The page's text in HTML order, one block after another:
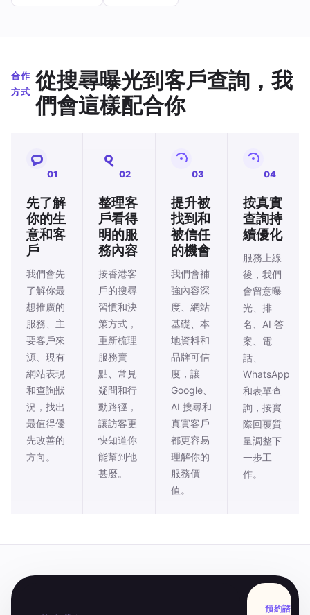
合作
方式 從搜尋曝光到客戶查詢，我
們會這樣配合你
01
先了解
你的生
意和客
戶
我們會先
了解你最
想推廣的
服務、主
要客戶來
源、現有
網站表現
和查詢狀
況，找出
最值得優
先改善的
方向。
02
整理客
戶看得
明的服
務內容
按香港客
戶的搜尋
習慣和決
策方式，
重新梳理
服務賣
點、常見
疑問和行
動路徑，
讓訪客更
快知道你
能幫到他
甚麼。
03
提升被
找到和
被信任
的機會
我們會補
強內容深
度、網站
基礎、本
地資料和
品牌可信
度，讓
Google、
AI 搜尋和
真實客戶
都更容易
理解你的
服務價
值。
04
按真實
查詢持
續優化
服務上線
後，我們
會留意曝
光、排
名、AI 答
案、電
話、
WhatsApp
和表單查
詢，按實
際回覆質
量調整下
一步工
作。
預約諮